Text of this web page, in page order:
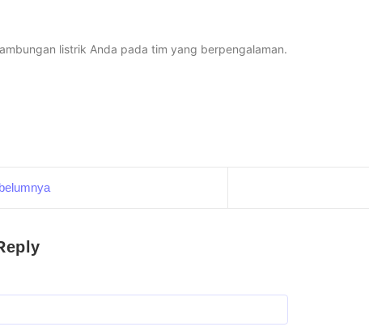
listrik Anda pada tim yang berpengalaman.